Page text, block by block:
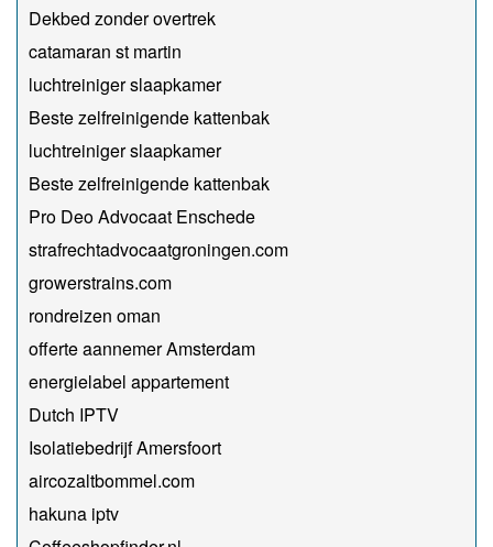
Dekbed zonder overtrek
catamaran st martin
luchtreiniger slaapkamer
Beste zelfreinigende kattenbak
luchtreiniger slaapkamer
Beste zelfreinigende kattenbak
Pro Deo Advocaat Enschede
strafrechtadvocaatgroningen.com
growerstrains.com
rondreizen oman
offerte aannemer Amsterdam
energielabel appartement
Dutch IPTV
Isolatiebedrijf Amersfoort
aircozaltbommel.com
hakuna iptv